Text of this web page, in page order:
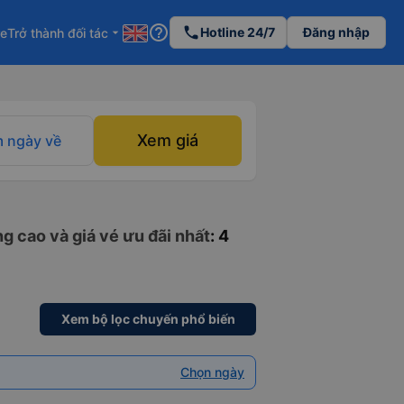
Trở thành đối tác arrow_drop_down help_outline phoneHotline 24/7 Đăng nhập
ngày về Xem giá
cao và giá vé ưu đãi nhất: 4
Xem bộ lọc chuyến phổ biến
Chọn ngày